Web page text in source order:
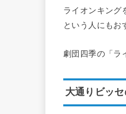
ライオンキング
という人にもお
劇団四季の「ラ
大通りビッ